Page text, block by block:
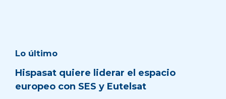
Lo último
Hispasat quiere liderar el espacio
europeo con SES y Eutelsat